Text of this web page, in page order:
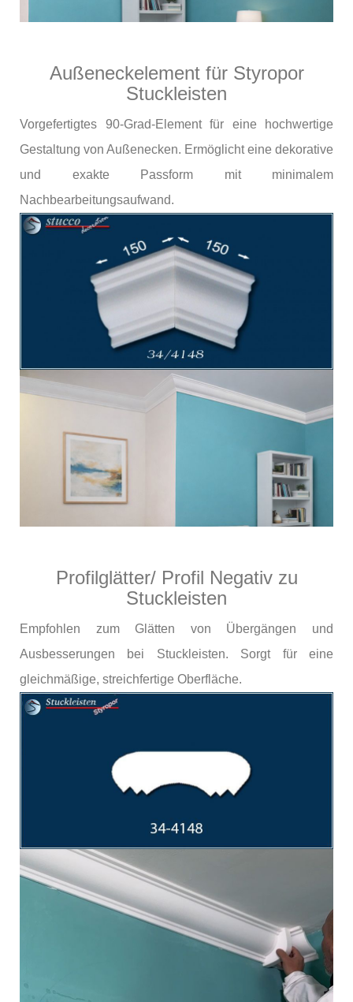
Außeneckelement für Styropor
Stuckleisten
Vorgefertigtes 90-Grad-Element für eine hochwertige
Gestaltung von Außenecken. Ermöglicht eine dekorative
und exakte Passform mit minimalem
Nachbearbeitungsaufwand.
Profilglätter/ Profil Negativ zu
Stuckleisten
Empfohlen zum Glätten von Übergängen und
Ausbesserungen bei Stuckleisten. Sorgt für eine
gleichmäßige, streichfertige Oberfläche.